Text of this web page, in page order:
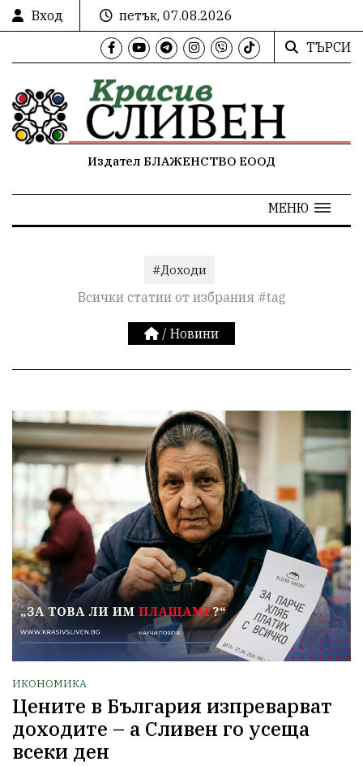
Вход
петък, 07.08.2026
ТЪРСИ
Издател БЛАЖЕНСТВО ЕООД
МЕНЮ
#Доходи
Всички статии от избрания #tag
/ Новини
ИКОНОМИКА
Цените в България изпреварват
доходите – а Сливен го усеща
всеки ден